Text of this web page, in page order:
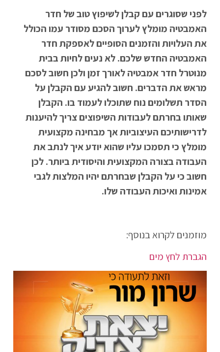
לפני שסוגרים עם קבלן לשיפוץ טוב של חדר
האמבטיה מומלץ לערוך הסכם מסודר עמו הכולל
את העלויות והזמנים הסופיים לאספקת חדר
האמבטיה החדש שלכם. לא נעים לחיות בבית
מנוטרל חדר אמבטיה לאורך זמן ולכן חשוב לסכם
מראש את הדברים. חשוב להגיע עם הקבלן על
הסדר תשלומים נוח שתוכלו לעמוד בו. הקבלן
שאותו בחרתם לעבודות השיפוצים צריך להיענות
לדרישותיכם העיצוביות אך מבחינה מקצועית
מומלץ כי תסמכו עליו שהוא יודע איך לנתב את
העבודה בצורה המקצועית והיסודית ביותר. לכן
חשוב כי על הקבלן שבחרתם יהיו המלצות לגבי
אמינות ואיכות העבודה שלו.
מוזמנים לקרוא בנוסף:
הגברת לחץ מים